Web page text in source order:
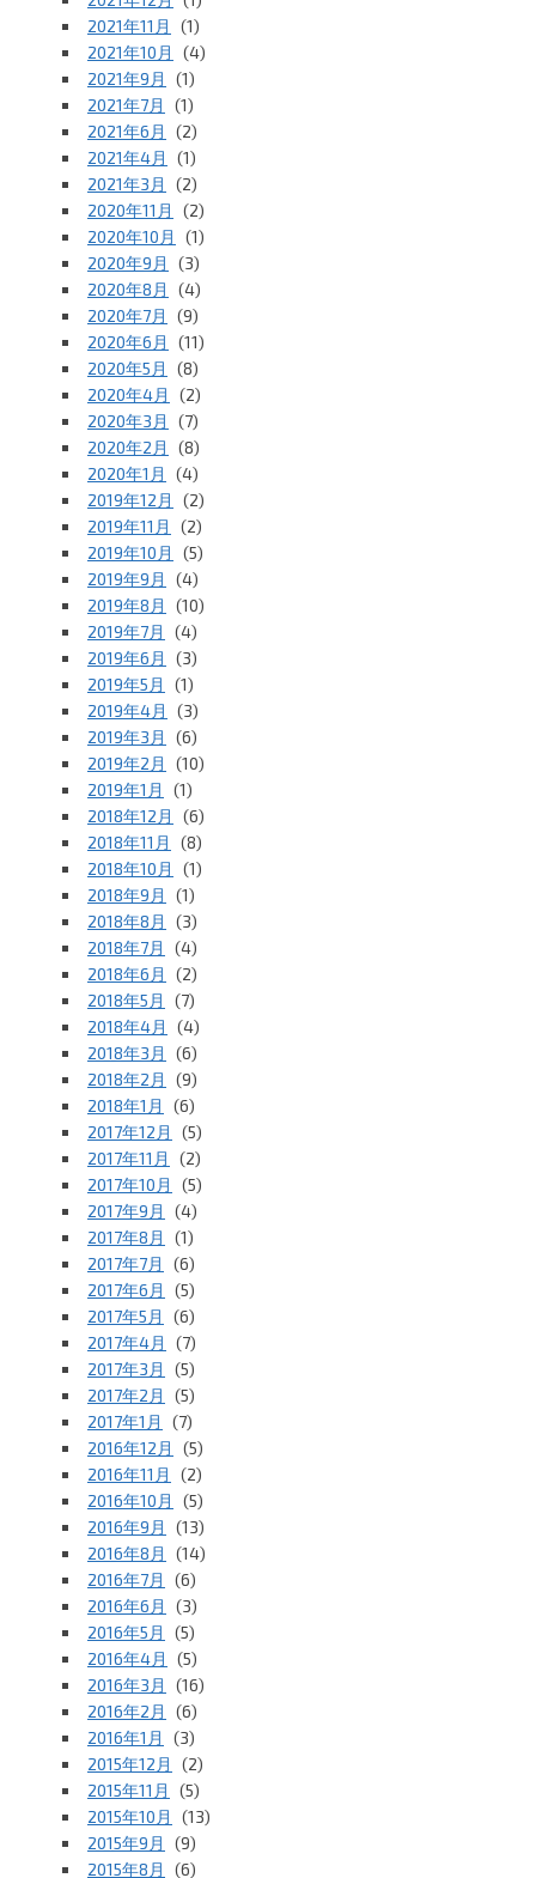
2021年11月
(1)
2021年10月
(4)
2021年9月
(1)
2021年7月
(1)
2021年6月
(2)
2021年4月
(1)
2021年3月
(2)
2020年11月
(2)
2020年10月
(1)
2020年9月
(3)
2020年8月
(4)
2020年7月
(9)
2020年6月
(11)
2020年5月
(8)
2020年4月
(2)
2020年3月
(7)
2020年2月
(8)
2020年1月
(4)
2019年12月
(2)
2019年11月
(2)
2019年10月
(5)
2019年9月
(4)
2019年8月
(10)
2019年7月
(4)
2019年6月
(3)
2019年5月
(1)
2019年4月
(3)
2019年3月
(6)
2019年2月
(10)
2019年1月
(1)
2018年12月
(6)
2018年11月
(8)
2018年10月
(1)
2018年9月
(1)
2018年8月
(3)
2018年7月
(4)
2018年6月
(2)
2018年5月
(7)
2018年4月
(4)
2018年3月
(6)
2018年2月
(9)
2018年1月
(6)
2017年12月
(5)
2017年11月
(2)
2017年10月
(5)
2017年9月
(4)
2017年8月
(1)
2017年7月
(6)
2017年6月
(5)
2017年5月
(6)
2017年4月
(7)
2017年3月
(5)
2017年2月
(5)
2017年1月
(7)
2016年12月
(5)
2016年11月
(2)
2016年10月
(5)
2016年9月
(13)
2016年8月
(14)
2016年7月
(6)
2016年6月
(3)
2016年5月
(5)
2016年4月
(5)
2016年3月
(16)
2016年2月
(6)
2016年1月
(3)
2015年12月
(2)
2015年11月
(5)
2015年10月
(13)
2015年9月
(9)
2015年8月
(6)